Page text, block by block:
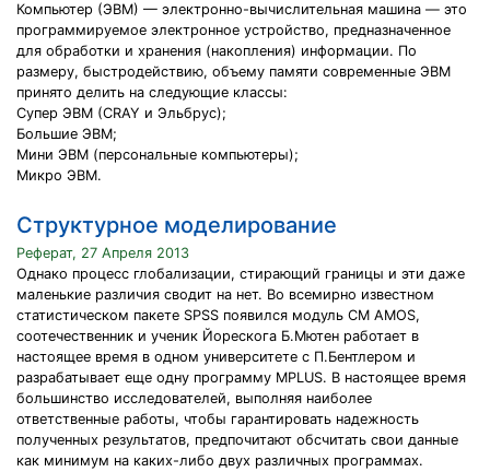
Компьютер (ЭВМ) — электронно-вычислительная машина — это
программируемое электронное устройство, предназначенное
для обработки и хранения (накопления) информации. По
размеру, быстродействию, объему памяти современные ЭВМ
принято делить на следующие классы:
Супер ЭВМ (CRAY и Эльбрус);
Большие ЭВМ;
Мини ЭВМ (персональные компьютеры);
Микро ЭВМ.
Структурное моделирование
Реферат, 27 Апреля 2013
Однако процесс глобализации, стирающий границы и эти даже
маленькие различия сводит на нет. Во всемирно известном
статистическом пакете SPSS появился модуль СМ AMOS,
соотечественник и ученик Йорескога Б.Мютен работает в
настоящее время в одном университете с П.Бентлером и
разрабатывает еще одну программу MPLUS. В настоящее время
большинство исследователей, выполняя наиболее
ответственные работы, чтобы гарантировать надежность
полученных результатов, предпочитают обсчитать свои данные
как минимум на каких-либо двух различных программах.